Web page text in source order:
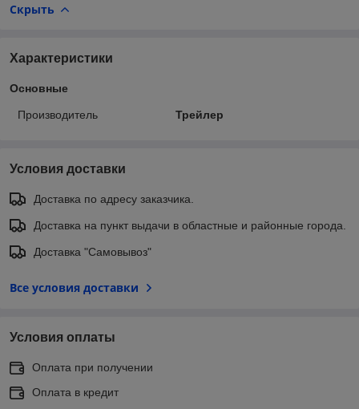
Скрыть
Характеристики
Основные
Производитель Трейлер
Условия доставки
Доставка по адресу заказчика.
Доставка на пункт выдачи в областные и районные города.
Доставка "Самовывоз"
Все условия доставки
Условия оплаты
Оплата при получении
Оплата в кредит